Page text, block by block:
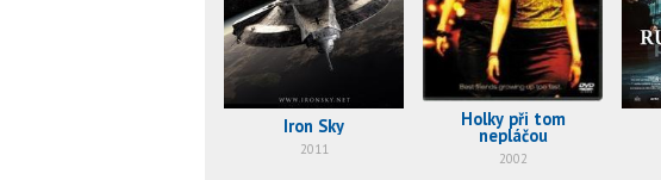
Iron Sky
2011
Holky při tom
nepláčou
2002